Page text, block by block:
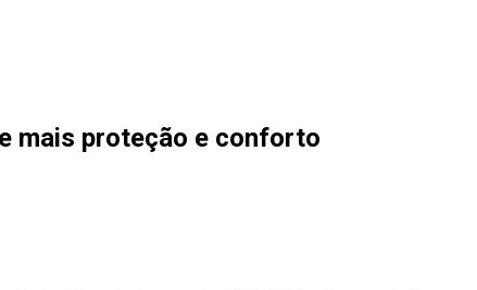
mais proteção e conforto